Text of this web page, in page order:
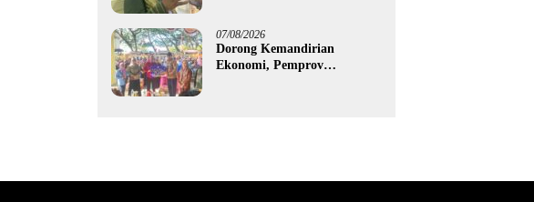
07/08/2026
Dorong Kemandirian
Ekonomi, Pemprov